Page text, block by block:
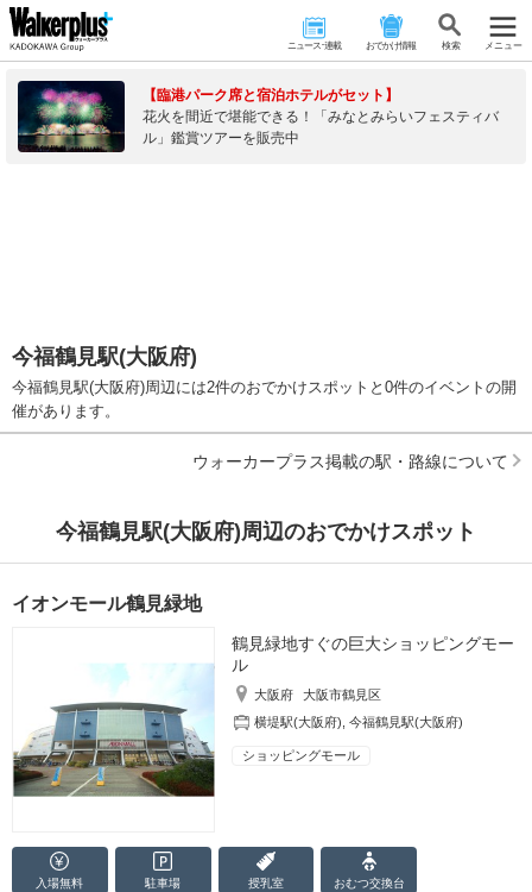
ニュース･連載 おでかけ情報 検 索 メニュー
【臨港パーク席と宿泊ホテルがセット】
花火を間近で堪能できる！「みなとみらいフェスティバ
ル」鑑賞ツアーを販売中
今福鶴見駅(大阪府)
今福鶴見駅(大阪府)周辺には2件のおでかけスポットと0件のイベントの開
催があります。
ウォーカープラス掲載の駅・路線について
今福鶴見駅(大阪府)周辺のおでかけスポット
イオンモール鶴見緑地
鶴見緑地すぐの巨大ショッピングモー
ル
大阪府
大阪市鶴見区
横堤駅(大阪府) ,今福鶴見駅(大阪府)
ショッピングモール
入場無料 駐車場 授乳室 おむつ交換台